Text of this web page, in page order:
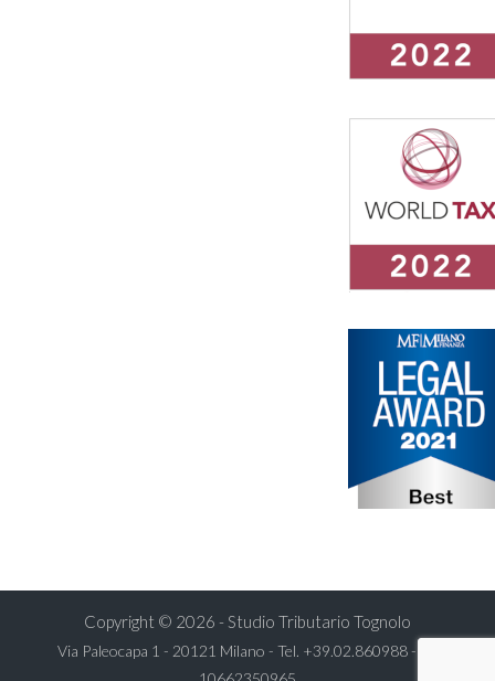
Copyright © 2026 - Studio Tributario Tognolo
Via Paleocapa 1 - 20121 Milano - Tel. +39.02.860988- P.I.